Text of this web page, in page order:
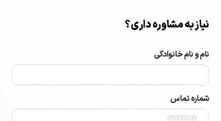
نیاز به مشاوره داری؟
نام و نام خانوادگی
شماره تماس